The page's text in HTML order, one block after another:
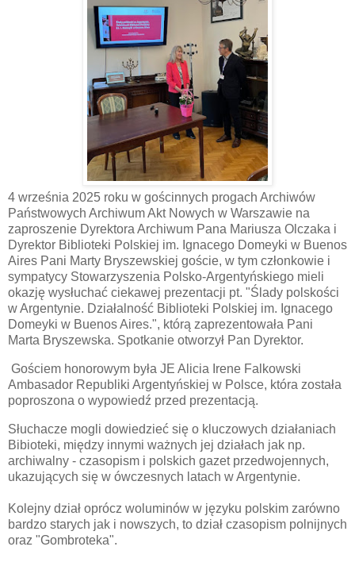
4 września 2025 roku w gościnnych progach Archiwów
Państwowych Archiwum Akt Nowych w Warszawie na
zaproszenie Dyrektora Archiwum Pana Mariusza Olczaka i
Dyrektor Biblioteki Polskiej im. Ignacego Domeyki w Buenos
Aires Pani Marty Bryszewskiej goście, w tym członkowie i
sympatycy Stowarzyszenia Polsko-Argentyńskiego mieli
okazję wysłuchać ciekawej prezentacji pt. "Ślady polskości
w Argentynie. Działalność Biblioteki Polskiej im. Ignacego
Domeyki w Buenos Aires.", którą zaprezentowała Pani
Marta Bryszewska. Spotkanie otworzył Pan Dyrektor.
Gościem honorowym była JE Alicia Irene Falkowski
Ambasador Republiki Argentyńskiej w Polsce, która została
poproszona o wypowiedź przed prezentacją.
Słuchacze mogli dowiedzieć się o kluczowych działaniach
Bibioteki, między innymi ważnych jej działach jak np.
archiwalny - czasopism i polskich gazet przedwojennych,
ukazujących się w ówczesnych latach w Argentynie.
Kolejny dział oprócz woluminów w języku polskim zarówno
bardzo starych jak i nowszych, to dział czasopism polnijnych
oraz "Gombroteka".